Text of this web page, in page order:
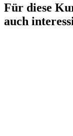
Für diese
auch